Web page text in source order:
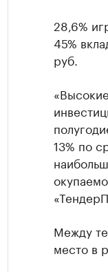
28,6%
45%
руб.
13% по
Между
место в